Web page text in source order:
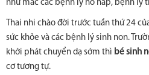
như mắc các bệnh lý hô hấp, bệnh
Thai nhi chào đời trước tuần thứ 24
sức khỏe và các bệnh lý sinh non.
khởi phát chuyển dạ sớm thì bé sinh
cơ tương tự.